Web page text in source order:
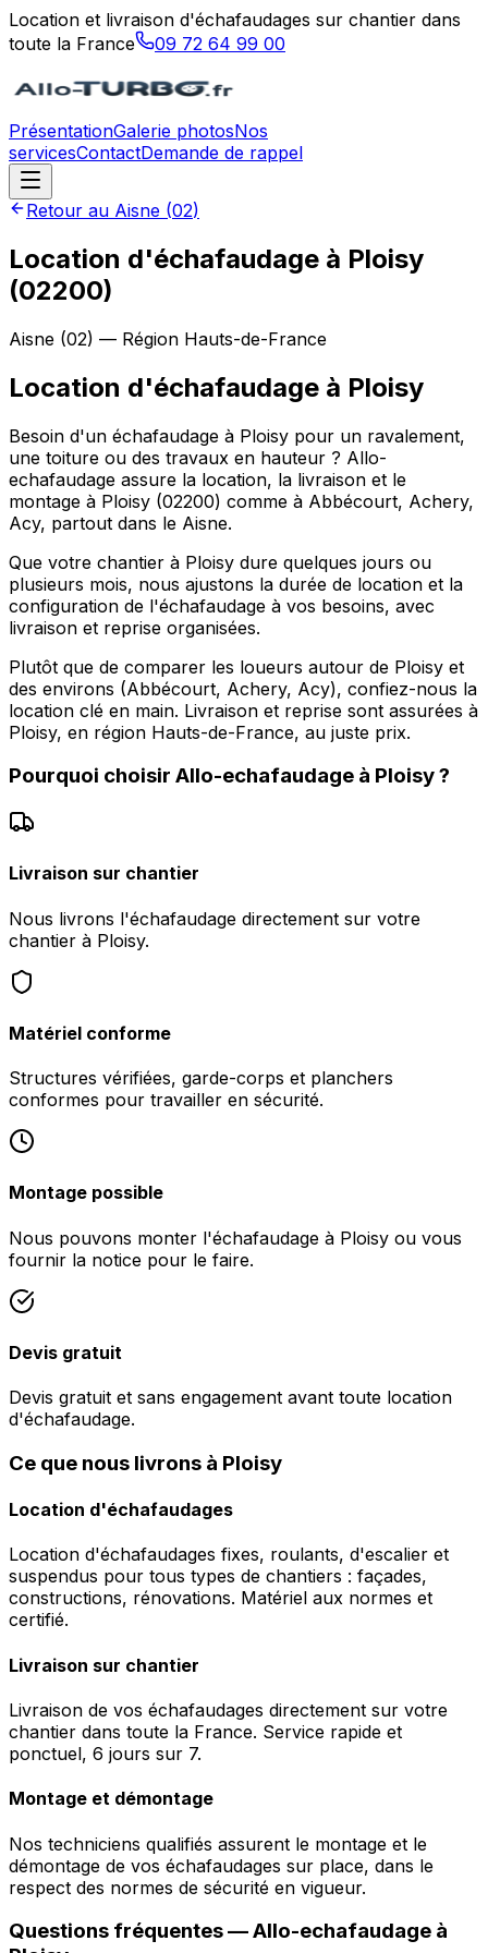
Location et livraison d'échafaudages sur chantier dans
toute la France
09 72 64 99 00
PrésentationGalerie photosNos
servicesContactDemande de rappel
Retour au Aisne (02)
Location d'échafaudage à Ploisy
(02200)
Aisne (02) — Région Hauts-de-France
Location d'échafaudage à Ploisy
Besoin d'un échafaudage à Ploisy pour un ravalement,
une toiture ou des travaux en hauteur ? Allo-
echafaudage assure la location, la livraison et le
montage à Ploisy (02200) comme à Abbécourt, Achery,
Acy, partout dans le Aisne.
Que votre chantier à Ploisy dure quelques jours ou
plusieurs mois, nous ajustons la durée de location et la
configuration de l'échafaudage à vos besoins, avec
livraison et reprise organisées.
Plutôt que de comparer les loueurs autour de Ploisy et
des environs (Abbécourt, Achery, Acy), confiez-nous la
location clé en main. Livraison et reprise sont assurées à
Ploisy, en région Hauts-de-France, au juste prix.
Pourquoi choisir Allo-echafaudage à Ploisy?
Livraison sur chantier
Nous livrons l'échafaudage directement sur votre
chantier à Ploisy.
Matériel conforme
Structures vérifiées, garde-corps et planchers
conformes pour travailler en sécurité.
Montage possible
Nous pouvons monter l'échafaudage à Ploisy ou vous
fournir la notice pour le faire.
Devis gratuit
Devis gratuit et sans engagement avant toute location
d'échafaudage.
Ce que nous livrons à Ploisy
Location d'échafaudages
Location d'échafaudages fixes, roulants, d'escalier et
suspendus pour tous types de chantiers : façades,
constructions, rénovations. Matériel aux normes et
certifié.
Livraison sur chantier
Livraison de vos échafaudages directement sur votre
chantier dans toute la France. Service rapide et
ponctuel, 6 jours sur 7.
Montage et démontage
Nos techniciens qualifiés assurent le montage et le
démontage de vos échafaudages sur place, dans le
respect des normes de sécurité en vigueur.
Questions fréquentes —Allo-echafaudage à